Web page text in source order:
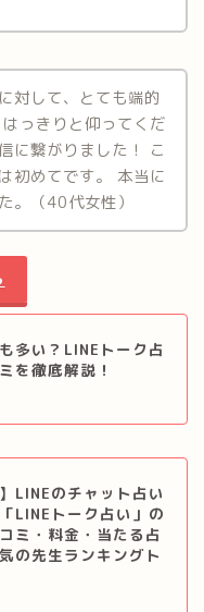
対して、とても端的
っきりと仰ってくだ
に繋がりました！ こ
初めてです。 本当に
。（40代女性）
多い？LINEトーク占
を徹底解説！
LINEのチャット占い
LINEトーク占い」の
ミ・料金・当たる占
の先生ランキングト